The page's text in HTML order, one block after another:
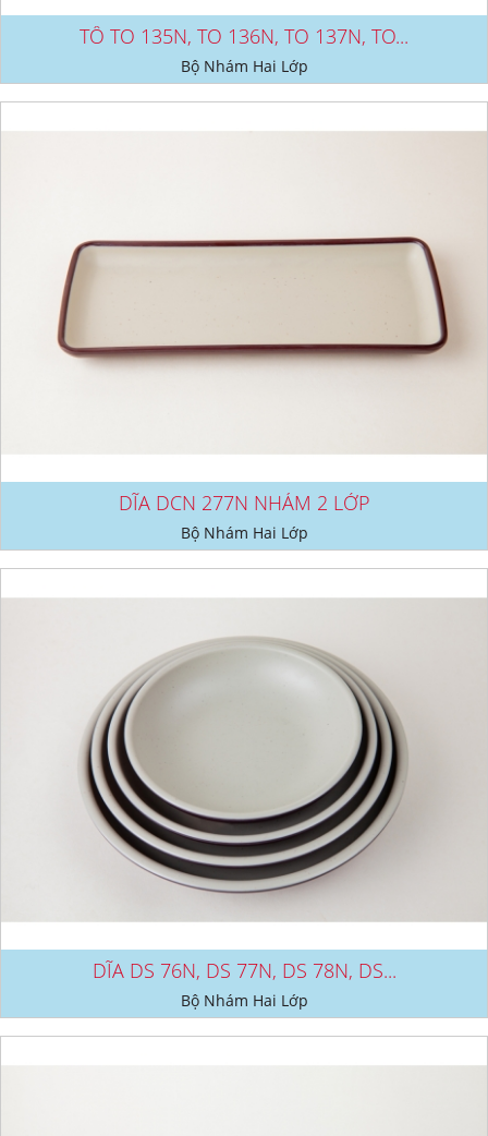
TÔ TO 135N, TO 136N, TO 137N, TO...
Bộ Nhám Hai Lớp
DĨA DCN 277N NHÁM 2 LỚP
Bộ Nhám Hai Lớp
DĨA DS 76N, DS 77N, DS 78N, DS...
Bộ Nhám Hai Lớp